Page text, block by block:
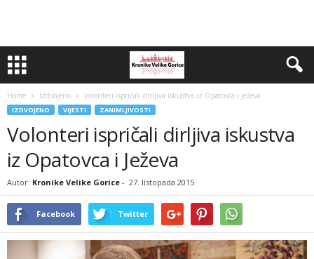
Home Izdvojeno Volonteri ispričali dirljiva iskustva iz Opatovca i Ježeva
IZDVOJENO VIJESTI ZANIMLJIVOSTI
Volonteri ispričali dirljiva iskustva
iz Opatovca i Ježeva
Autor: Kronike Velike Gorice - 27. listopada 2015
Facebook Twitter